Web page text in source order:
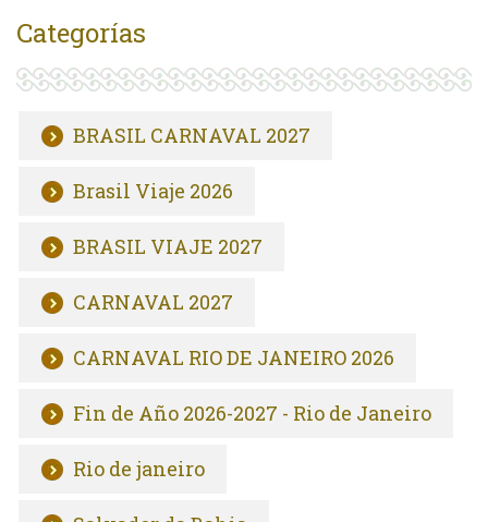
Categorías
BRASIL CARNAVAL 2027
Brasil Viaje 2026
BRASIL VIAJE 2027
CARNAVAL 2027
CARNAVAL RIO DE JANEIRO 2026
Fin de Año 2026-2027 - Rio de Janeiro
Rio de janeiro